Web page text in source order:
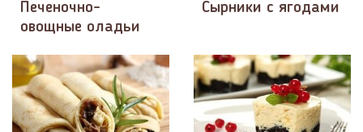
Печеночно-
овощные оладьи
Сырники с ягодами